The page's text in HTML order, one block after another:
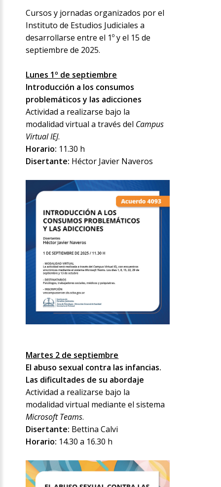
Cursos y jornadas organizados por el
Instituto de Estudios Judiciales a
desarrollarse entre el 1º y el 15 de
septiembre de 2025.
Lunes 1º de septiembre
Introducción a los consumos
problemáticos y las adicciones
Actividad a realizarse bajo la
modalidad virtual a través del Campus
Virtual IEJ.
Horario: 11.30 h
Disertante: Héctor Javier Naveros
Martes 2 de septiembre
El abuso sexual contra las infancias.
Las dificultades de su abordaje
Actividad a realizarse bajo la
modalidad virtual mediante el sistema
Microsoft Teams.
Disertante: Bettina Calvi
Horario: 14.30 a 16.30 h